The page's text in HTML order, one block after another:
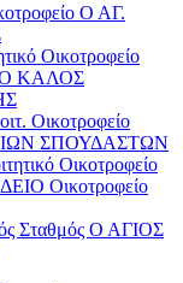
Ο ΑΓ.
Οικοτροφείο
Ο ΚΑΛΟΣ
Οικοτροφείο
ΣΠΟΥΔΑΣΤΩΝ
Οικοτροφείο
Οικοτροφείο
Σταθμός Ο ΑΓΙΟΣ